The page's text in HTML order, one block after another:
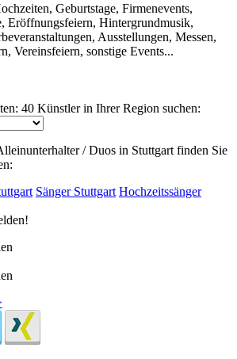
Geburtstage, Firmenevents,
Eröffnungsfeiern, Hintergrundmusik,
Ausstellungen, Messen,
Vereinsfeiern, sonstige Events...
40 Künstler in Ihrer Region suchen:
/ Duos in Stuttgart finden Sie
Sänger Stuttgart Hochzeitssänger